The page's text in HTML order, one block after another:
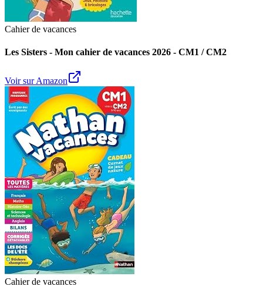
Cahier de vacances
Les Sisters - Mon cahier de vacances 2026 - CM1 / CM2
Voir sur Amazon
Cahier de vacances